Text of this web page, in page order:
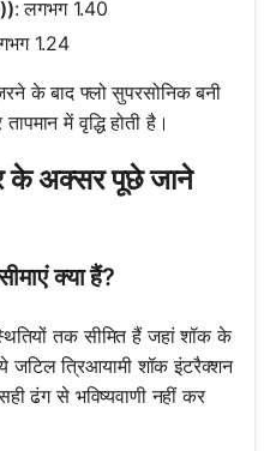
: लगभग 1.40
1.24
के बाद फ्लो सुपरसोनिक बनी
में वृद्धि होती है।
अक्सर पूछे जाने
क्या हैं?
तक सीमित हैं जहां शॉक के
जटिल त्रिआयामी शॉक इंटरैक्शन
ढंग से भविष्यवाणी नहीं कर